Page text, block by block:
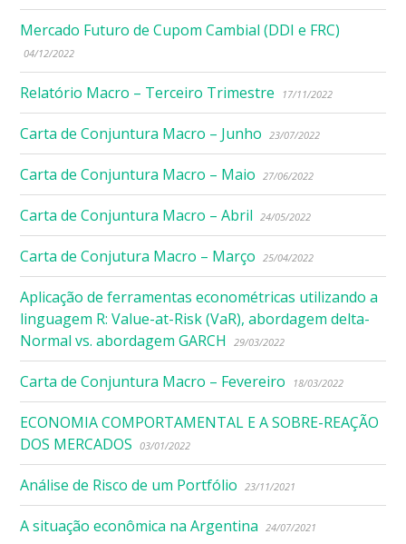
Mercado Futuro de Cupom Cambial (DDI e FRC)
04/12/2022
Relatório Macro – Terceiro Trimestre 17/11/2022
Carta de Conjuntura Macro – Junho 23/07/2022
Carta de Conjuntura Macro – Maio 27/06/2022
Carta de Conjuntura Macro – Abril 24/05/2022
Carta de Conjutura Macro – Março 25/04/2022
Aplicação de ferramentas econométricas utilizando a
linguagem R: Value-at-Risk (VaR), abordagem delta-
Normal vs. abordagem GARCH
29/03/2022
Carta de Conjuntura Macro – Fevereiro 18/03/2022
ECONOMIA COMPORTAMENTAL E A SOBRE-REAÇÃO
DOS MERCADOS
03/01/2022
Análise de Risco de um Portfólio 23/11/2021
A situação econômica na Argentina 24/07/2021